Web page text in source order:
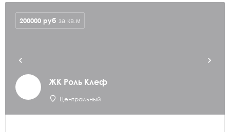
ЖК Роль Клеф
Центральный
200000 руб за кв.м